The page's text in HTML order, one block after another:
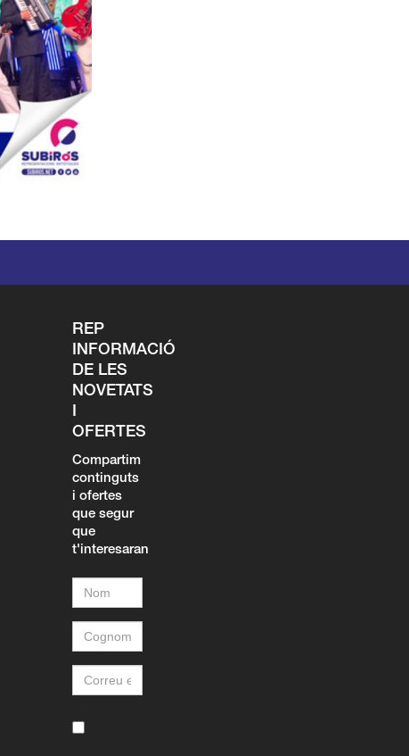
REP
INFORMACIÓ
DE LES
NOVETATS
I
OFERTES
Compartim
continguts
i ofertes
que segur
que
t'interesaran